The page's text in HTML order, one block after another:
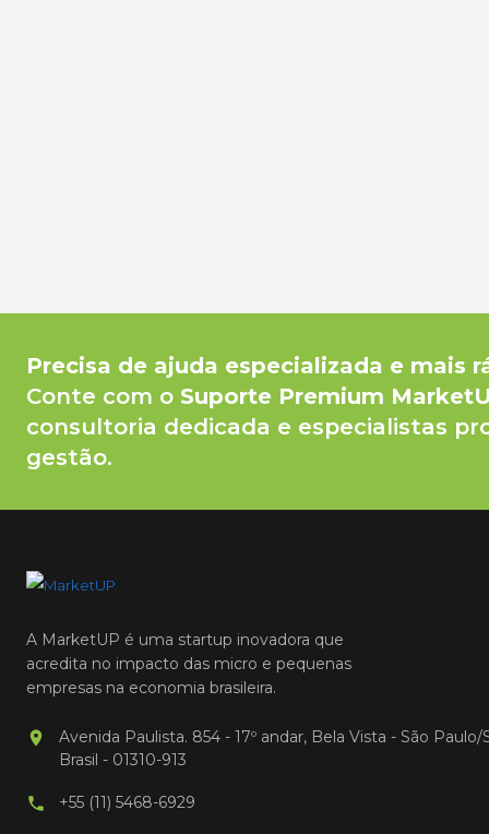
Precisa de ajuda especializada e mais
Conte com o Suporte Premium
consultoria dedicada e especialistas
gestão.
A MarketUP é uma startup inovadora que
acredita no impacto das micro e pequenas
empresas na economia brasileira.
Avenida Paulista. 854 - 17º andar, Bela Vista - São Paulo/
Brasil - 01310-913
+55 (11) 5468-6929